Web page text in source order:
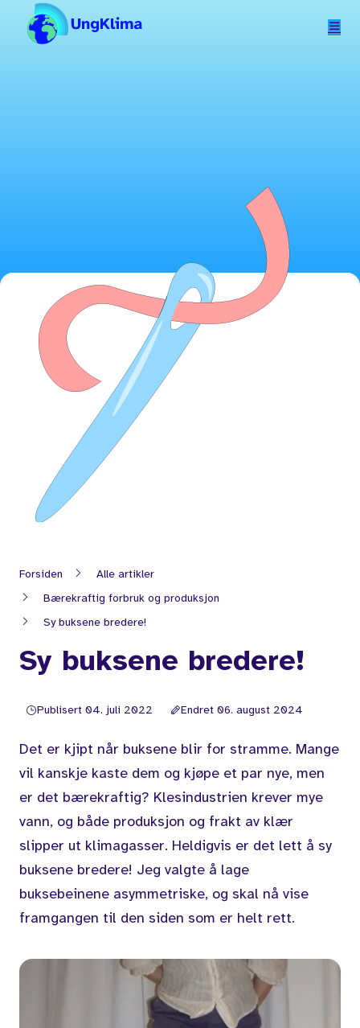
Forsiden
Alle artikler
Bærekraftig forbruk og produksjon
Sy buksene bredere!
Sy buksene bredere!
Publisert 04. juli 2022 Endret 06. august 2024
Det er kjipt når buksene blir for stramme. Mange
vil kanskje kaste dem og kjøpe et par nye, men
er det bærekraftig? Klesindustrien krever mye
vann, og både produksjon og frakt av klær
slipper ut klimagasser. Heldigvis er det lett å sy
buksene bredere! Jeg valgte å lage
buksebeinene asymmetriske, og skal nå vise
framgangen til den siden som er helt rett.